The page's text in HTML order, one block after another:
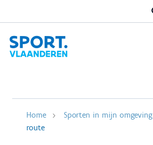
Home Sporten in mijn omgeving
route